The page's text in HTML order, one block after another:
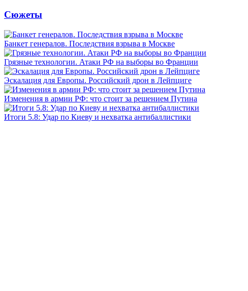
Сюжеты
Банкет генералов. Последствия взрыва в Москве
Грязные технологии. Атаки РФ на выборы во Франции
Эскалация для Европы. Российский дрон в Лейпциге
Изменения в армии РФ: что стоит за решением Путина
Итоги 5.8: Удар по Киеву и нехватка антибаллистики